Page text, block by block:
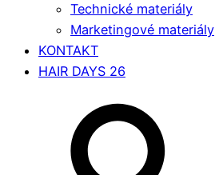
Technické materiály
Marketingové materiály
KONTAKT
HAIR DAYS 26